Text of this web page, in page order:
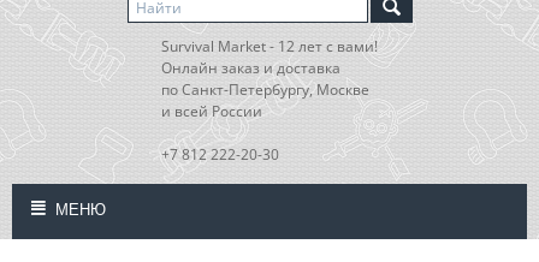
Survival Market - 12 лет с вами!
Онлайн заказ и доставка
по Санкт-Петербургу, Москве
и всей России
+7 812 222-20-30
МЕНЮ